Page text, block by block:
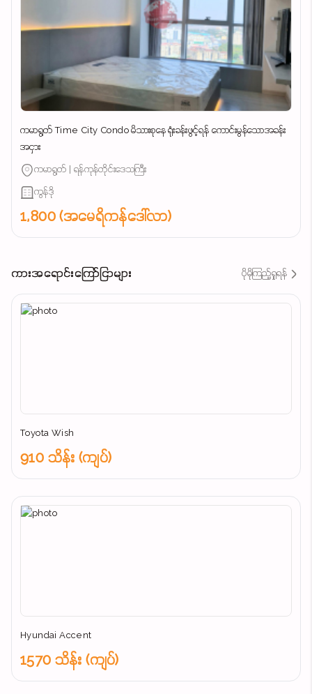
ကမာရွတ် Time City Condo မိသားစုနေ ရုံးခန်းဖွင့်ရန် ကောင်းမွန်သောအခန်း
အငှား
ကမာရွတ် | ရန်ကုန်တိုင်းဒေသကြီး
ကွန်ဒို
1,800 (အမေရိကန်ဒေါ်လာ)
ကားအရောင်းကြော်ငြာများ ပိုမိုကြည့်ရှုရန်
Toyota Wish
910 သိန်း (ကျပ်)
Hyundai Accent
1570 သိန်း (ကျပ်)